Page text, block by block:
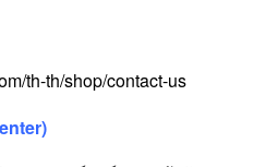
th-th/shop/contact-us